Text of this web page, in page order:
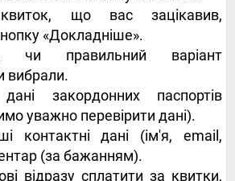
квиток, що вас зацікавив,
«Докладніше».
чи правильний варіант
вибрали.
закордонних паспортів
уважно перевірити дані).
контактні дані (ім'я, email,
(за бажанням).
відразу сплатити за квитки,